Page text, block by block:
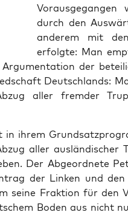
Vor­aus­ge­gan­gen
durch den
ande­rem mit
erfolg­te: Man
Argu­men­ta­ti­on der
Deutsch­lands:
aller frem­der
in ihrem
aller aus­län­di­scher
Der Abge­ord­ne­te
der Lin­ken und
sei­ne Frak­ti­on für den
Boden aus nicht